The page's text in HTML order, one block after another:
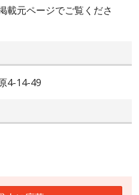
載元ページでご覧くださ
4-14-49